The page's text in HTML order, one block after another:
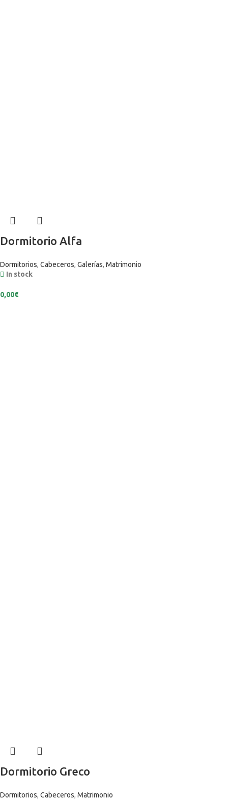
Dormitorio Alfa
Dormitorios, Cabeceros, Galerías, Matrimonio
In stock
0,00€
Dormitorio Greco
Dormitorios, Cabeceros, Matrimonio